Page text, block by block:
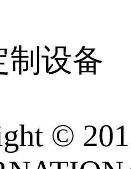
制设备
©